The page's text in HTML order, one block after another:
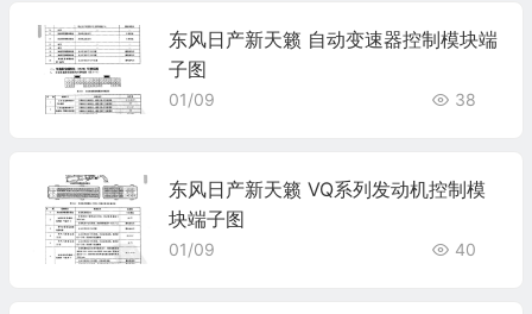
东风日产新天籁 自动变速器控制模块端
子图
01/09 38
东风日产新天籁 VQ系列发动机控制模
块端子图
01/09 40